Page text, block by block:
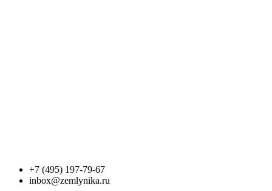
+7 (495) 197-79-67
inbox@zemlynika.ru